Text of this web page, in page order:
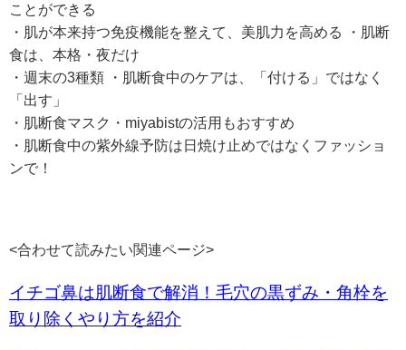
ことができる
・肌が本来持つ免疫機能を整えて、美肌力を高める ・肌断
食は、本格・夜だけ
・週末の3種類 ・肌断食中のケアは、「付ける」ではなく
「出す」
・肌断食マスク・miyabistの活用もおすすめ
・肌断食中の紫外線予防は日焼け止めではなくファッショ
ンで！
<合わせて読みたい関連ページ>
イチゴ鼻は肌断食で解消！毛穴の黒ずみ・角栓を
取り除くやり方を紹介